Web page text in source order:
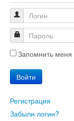
Запомнить меня
Войти
Регистрация
Забыли логин?